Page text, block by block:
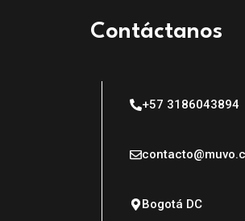
Contáctanos
+57 3186043894
Bogotá DC